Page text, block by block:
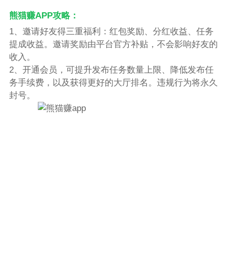
熊猫赚APP攻略：
1、邀请好友得三重福利：红包奖励、分红收益、任务
提成收益。邀请奖励由平台官方补贴，不会影响好友的
收入。
2、开通会员，可提升发布任务数量上限、降低发布任
务手续费，以及获得更好的大厅排名。违规行为将永久
封号。